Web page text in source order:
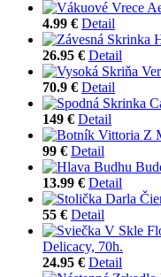
4.99 € Detail
26.95 € Detail
70.9 € Detail
149 € Detail
99 € Detail
13.99 € Detail
55 € Detail
Delicacy, 70h.
24.95 € Detail